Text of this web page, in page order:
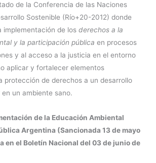
de la Conferencia de las Naciones
Sostenible (Río+20-2012) donde
implementación de los derechos a la
y la participación pública en procesos
y al acceso a la justicia en el entorno
aplicar y fortalecer elementos
protección de derechos a un desarrollo
un ambiente sano.
de la Educación Ambiental
Argentina (Sancionada 13 de mayo
en el Boletín Nacional del 03 de junio de